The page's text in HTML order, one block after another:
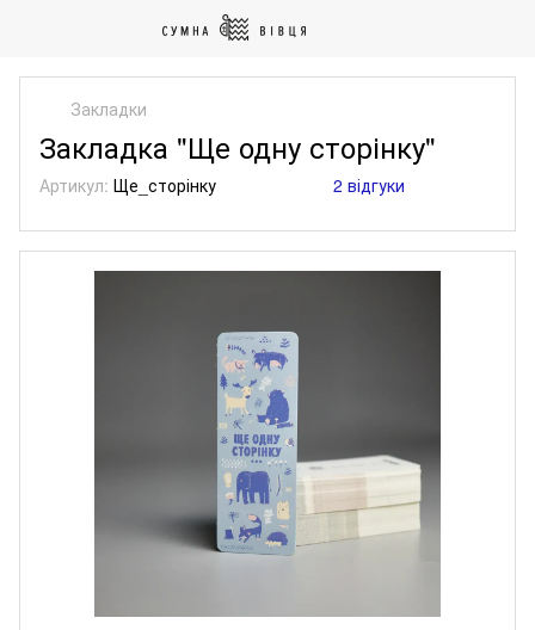
Закладки
Закладка "Ще одну сторінку"
Артикул: Ще_сторінку 2 відгуки